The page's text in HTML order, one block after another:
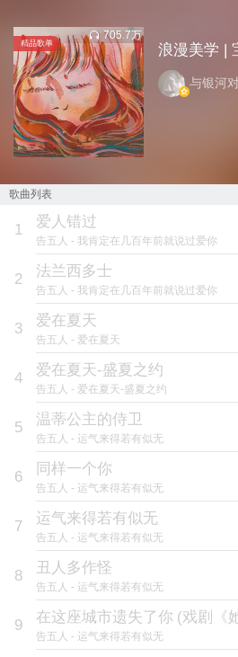
精品歌单
705.7万
浪漫美学 |
与银河
歌曲列表
1 爱人错过
告五人 - 我肯定在几百年前就说过爱你
2 法兰西多士
告五人 - 我肯定在几百年前就说过爱你
3 爱在夏天
告五人 - 爱在夏天
4 爱在夏天-盛夏之约
告五人 - 爱在夏天-盛夏之约
5 温蒂公主的侍卫
告五人 - 运气来得若有似无
6 同样一个你
告五人 - 运气来得若有似无
7 运气来得若有似无
告五人 - 运气来得若有似无
8 丑人多作怪
告五人 - 运气来得若有似无
9 在这座城市遗失了你 (戏剧《她们
告五人 - 运气来得若有似无